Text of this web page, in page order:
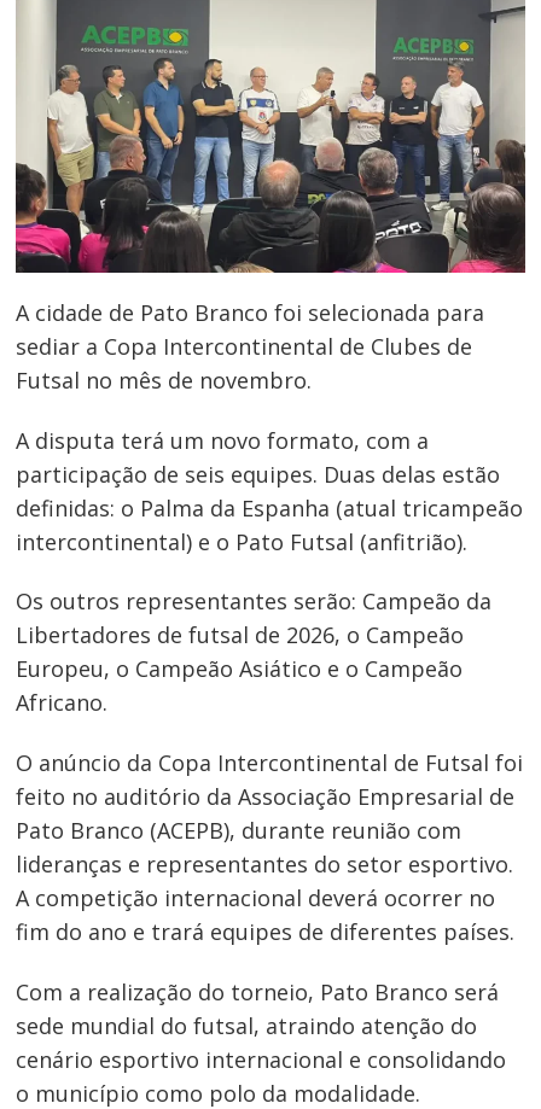
A cidade de Pato Branco foi selecionada para
sediar a Copa Intercontinental de Clubes de
Futsal no mês de novembro.
A disputa terá um novo formato, com a
participação de seis equipes. Duas delas estão
definidas: o Palma da Espanha (atual tricampeão
intercontinental) e o Pato Futsal (anfitrião).
Os outros representantes serão: Campeão da
Libertadores de futsal de 2026, o Campeão
Europeu, o Campeão Asiático e o Campeão
Africano.
O anúncio da Copa Intercontinental de Futsal foi
feito no auditório da Associação Empresarial de
Pato Branco (ACEPB), durante reunião com
lideranças e representantes do setor esportivo.
A competição internacional deverá ocorrer no
fim do ano e trará equipes de diferentes países.
Com a realização do torneio, Pato Branco será
sede mundial do futsal, atraindo atenção do
cenário esportivo internacional e consolidando
o município como polo da modalidade.